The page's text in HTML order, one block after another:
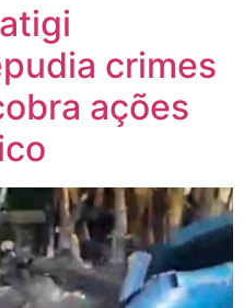
crimes
ações